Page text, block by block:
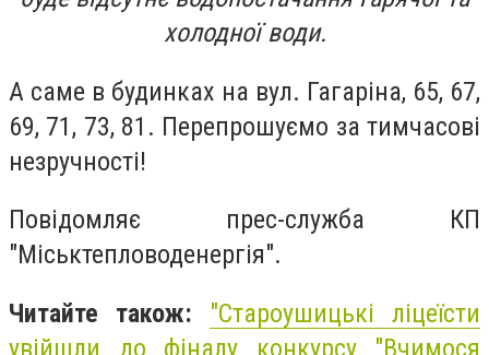
холодної води.
А саме в будинках на вул. Гагаріна, 65, 67,
69, 71, 73, 81. Перепрошуємо за тимчасові
незручності!
Повідомляє прес-служба КП
"Міськтепловоденергія".
Читайте також: "Староушицькі ліцеїсти
увійшли до фіналу конкурсу "Вчимося